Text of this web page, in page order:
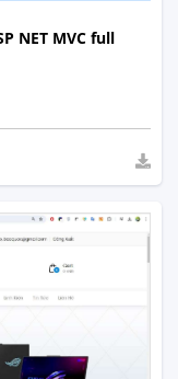
NET MVC full